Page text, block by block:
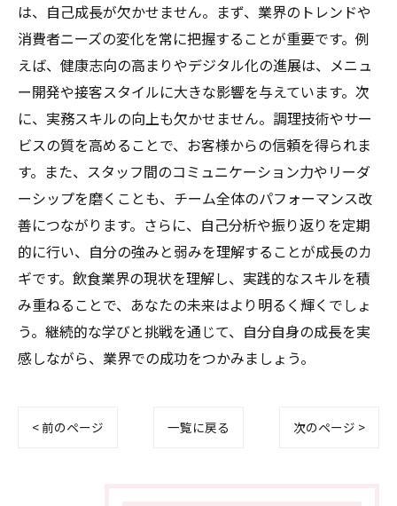
は、自己成長が欠かせません。まず、業界のトレンドや
消費者ニーズの変化を常に把握することが重要です。例
えば、健康志向の高まりやデジタル化の進展は、メニュ
ー開発や接客スタイルに大きな影響を与えています。次
に、実務スキルの向上も欠かせません。調理技術やサー
ビスの質を高めることで、お客様からの信頼を得られま
す。また、スタッフ間のコミュニケーション力やリーダ
ーシップを磨くことも、チーム全体のパフォーマンス改
善につながります。さらに、自己分析や振り返りを定期
的に行い、自分の強みと弱みを理解することが成長のカ
ギです。飲食業界の現状を理解し、実践的なスキルを積
み重ねることで、あなたの未来はより明るく輝くでしょ
う。継続的な学びと挑戦を通じて、自分自身の成長を実
感しながら、業界での成功をつかみましょう。
< 前のページ 一覧に戻る 次のページ >